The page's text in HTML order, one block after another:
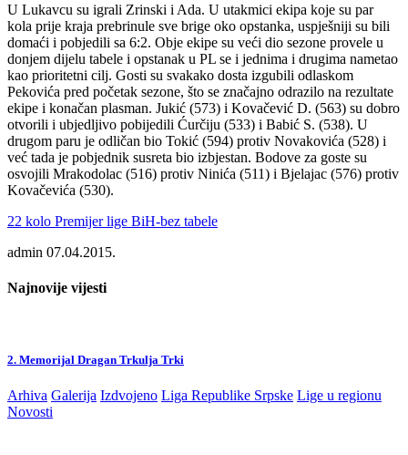
U Lukavcu su igrali Zrinski i Ada. U utakmici ekipa koje su par
kola prije kraja prebrinule sve brige oko opstanka, uspješniji su bili
domaći i pobjedili sa 6:2. Obje ekipe su veći dio sezone provele u
donjem dijelu tabele i opstanak u PL se i jednima i drugima nametao
kao prioritetni cilj. Gosti su svakako dosta izgubili odlaskom
Pekovića pred početak sezone, što se značajno odrazilo na rezultate
ekipe i konačan plasman. Jukić (573) i Kovačević D. (563) su dobro
otvorili i ubjedljivo pobijedili Ćurčiju (533) i Babić S. (538). U
drugom paru je odličan bio Tokić (594) protiv Novakovića (528) i
već tada je pobjednik susreta bio izbjestan. Bodove za goste su
osvojili Mrakodolac (516) protiv Ninića (511) i Bjelajac (576) protiv
Kovačevića (530).
22 kolo Premijer lige BiH-bez tabele
admin 07.04.2015.
Najnovije vijesti
2. Memorijal Dragan Trkulja Trki
Arhiva Galerija Izdvojeno Liga Republike Srpske Lige u regionu
Novosti